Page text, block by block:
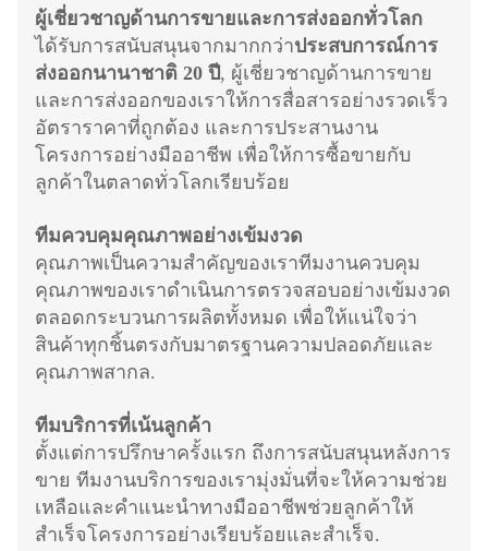
ผู้เชี่ยวชาญด้านการขายและการส่งออกทั่วโลก
ได้รับการสนับสนุนจากมากกว่าประสบการณ์การ
ส่งออกนานาชาติ 20 ปี, ผู้เชี่ยวชาญด้านการขาย
และการส่งออกของเราให้การสื่อสารอย่างรวดเร็ว
อัตราราคาที่ถูกต้อง และการประสานงาน
โครงการอย่างมืออาชีพ เพื่อให้การซื้อขายกับ
ลูกค้าในตลาดทั่วโลกเรียบร้อย
ทีมควบคุมคุณภาพอย่างเข้มงวด
คุณภาพเป็นความสําคัญของเราทีมงานควบคุม
คุณภาพของเราดําเนินการตรวจสอบอย่างเข้มงวด
ตลอดกระบวนการผลิตทั้งหมด เพื่อให้แน่ใจว่า
สินค้าทุกชิ้นตรงกับมาตรฐานความปลอดภัยและ
คุณภาพสากล.
ทีมบริการที่เน้นลูกค้า
ตั้งแต่การปรึกษาครั้งแรก ถึงการสนับสนุนหลังการ
ขาย ทีมงานบริการของเรามุ่งมั่นที่จะให้ความช่วย
เหลือและคําแนะนําทางมืออาชีพช่วยลูกค้าให้
สําเร็จโครงการอย่างเรียบร้อยและสําเร็จ.